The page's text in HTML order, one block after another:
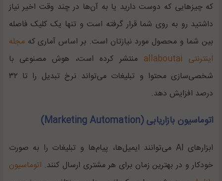
که چیز‌هایی که دوست دارید یا به آن‌ها در چند وقت اخیر نیاز
داشتید رو به روی شما قرار گرفته است و تنها یک کلیک فاصله
بین شما و محصول مورد نیازتان است. بر اساس آماری کهمجله
اینترنتی allaboutai
منتشر کرده است، هوش مصنوعی با
شخصی‌سازی محتوا و تبلیغات می‌تواند نرخ تبدیل را تا ۳۲
درصد افزایش دهد.
اتوماسیون بازاریابی (Marketing Automation)
ابزار‌های AI می‌توانند‌ ایمیل‌ها، پیام‌ها و تبلیغات را به صورت
خودکار و در بهترین زمان برای هر مشتری ارسال کنند. اتوماسیون